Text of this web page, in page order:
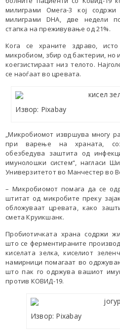
милиграми Омега-3 кој
милиграми DHA, две недели
стапка на преживување од 21%.
Кога се храните здраво,
микробиом, збир од бактерии, но
коегзистираат низ телото.
се наоѓаат во цревата.
Извор: Pixabay
„Микробиомот извршува многу
при варење на храната,
обезбедува заштита од
имунолошки систем“, нагласи
Универзитетот во Манчестер во
– Микробиомот помага да се
штитат од микробите преку
обложуваат цревата, како
смета Круикшанк.
Пробиотичката храна содржи
што се ферментираните
киселата зелка, киселиот
намирници помагаат во
што пак го одржува вашиот
против КОВИД-19.
Извор: Pixabay